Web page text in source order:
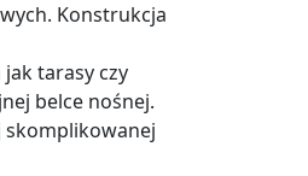
Konstrukcja
tarasy czy
belce nośnej.
skomplikowanej